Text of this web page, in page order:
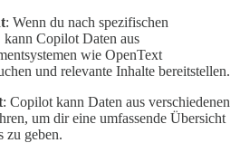
: Wenn du nach spezifischen
Copilot Daten aus
wie OpenText
und relevante Inhalte bereitstellen.
: Copilot kann Daten aus verschiedenen
um dir eine umfassende Übersicht
zu geben.